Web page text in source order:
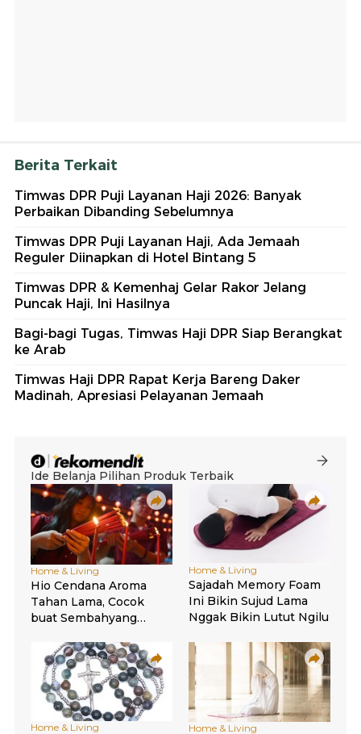
Berita Terkait
Timwas DPR Puji Layanan Haji 2026: Banyak
Perbaikan Dibanding Sebelumnya
Timwas DPR Puji Layanan Haji, Ada Jemaah
Reguler Diinapkan di Hotel Bintang 5
Timwas DPR & Kemenhaj Gelar Rakor Jelang
Puncak Haji, Ini Hasilnya
Bagi-bagi Tugas, Timwas Haji DPR Siap Berangkat
ke Arab
Timwas Haji DPR Rapat Kerja Bareng Daker
Madinah, Apresiasi Pelayanan Jemaah